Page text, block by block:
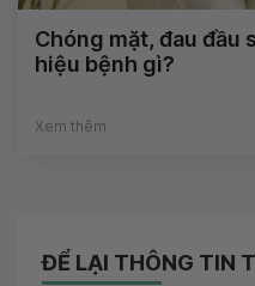
Chóng mặt, đau đầu
hiệu bệnh gì?
Xem thêm
ĐỂ LẠI THÔNG TIN